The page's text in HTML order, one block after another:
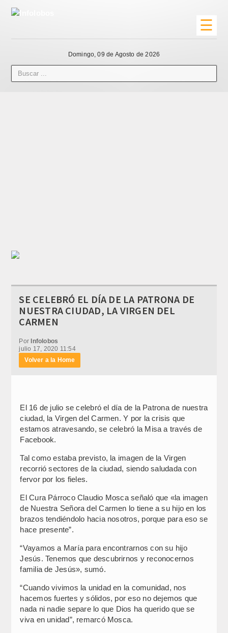
☰
Domingo, 09 de Agosto de 2026
SE CELEBRÓ EL DÍA DE LA PATRONA DE
NUESTRA CIUDAD, LA VIRGEN DEL
CARMEN
Por Infolobos
julio 17, 2020 11:54
Volver a la Home
El 16 de julio se celebró el día de la Patrona de nuestra
ciudad, la Virgen del Carmen. Y por la crisis que
estamos atravesando, se celebró la Misa a través de
Facebook.
Tal como estaba previsto, la imagen de la Virgen
recorrió sectores de la ciudad, siendo saludada con
fervor por los fieles.
El Cura Párroco Claudio Mosca señaló que «la imagen
de Nuestra Señora del Carmen lo tiene a su hijo en los
brazos tendiéndolo hacia nosotros, porque para eso se
hace presente”.
“Vayamos a María para encontrarnos con su hijo
Jesús. Tenemos que descubrirnos y reconocernos
familia de Jesús», sumó.
“Cuando vivimos la unidad en la comunidad, nos
hacemos fuertes y sólidos, por eso no dejemos que
nada ni nadie separe lo que Dios ha querido que se
viva en unidad”, remarcó Mosca.